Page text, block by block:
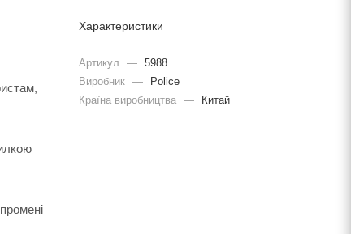
Характеристики
Артикул — 5988
Виробник —
Police
Країна виробництва — Китай